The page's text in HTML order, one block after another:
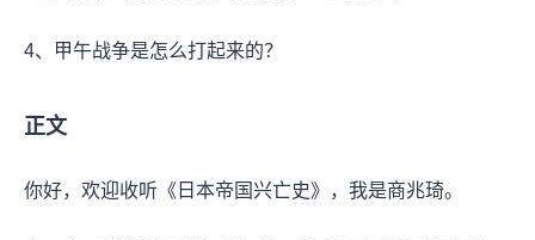
4、甲午战争是怎么打起来的？
正文
你好，欢迎收听《日本帝国兴亡史》，我是商兆琦。